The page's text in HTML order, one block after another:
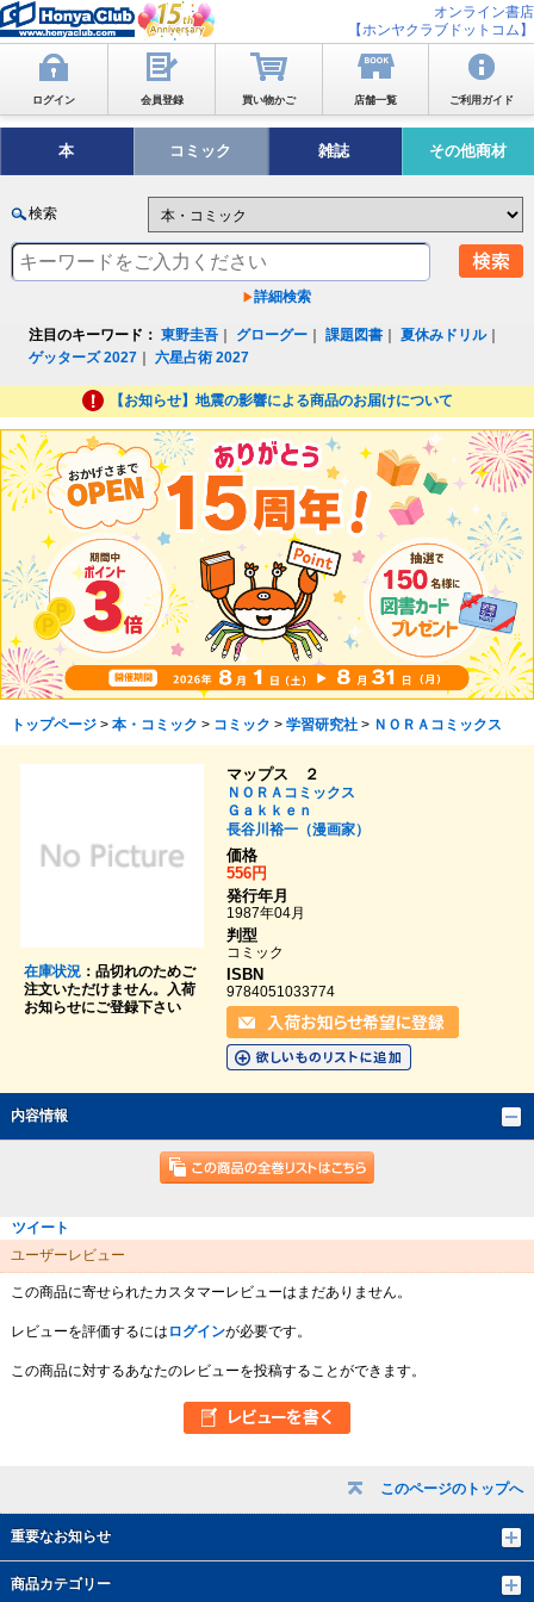
オンライン書店
【ホンヤクラブドットコム】
ログイン 会員登録 買い物かご 店舗一覧 ご利用ガイド
本 コミック 雑誌 その他商材
検索
詳細検索
注目のキーワード： 東野圭吾 グローグー ｜課題図書 ｜夏休みドリル｜
ゲッターズ 2027 ｜六星占術 2027
【お知らせ】地震の影響による商品のお届けについて
このページのトップへ
重要なお知らせ
商品カテゴリー
トップページ> 本・コミック > コミック > 学習研究社> ＮＯＲＡコミックス
在庫状況：品切れのためご
注文いただけません。入荷
お知らせにご登録下さい
マップス ２
ＮＯＲＡコミックス
Ｇａｋｋｅｎ
長谷川裕一（漫画家）
価格
556円
発行年月
1987年04月
判型
コミック
ISBN
9784051033774
内容情報
ツイート
ユーザーレビュー
この商品に寄せられたカスタマーレビューはまだありません。
レビューを評価するには ログインが必要です。
この商品に対するあなたのレビューを投稿することができます。